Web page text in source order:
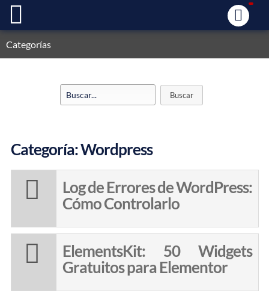
Categorías
Categoría: Wordpress
Log de Errores de WordPress:
Cómo Controlarlo
ElementsKit: 50 Widgets
Gratuitos para Elementor